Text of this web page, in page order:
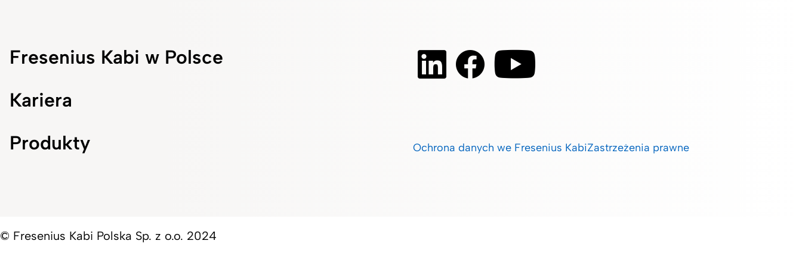
Fresenius Kabi w Polsce
Kariera
Produkty
Ochrona danych we Fresenius KabiZastrzeżenia prawne
© Fresenius Kabi Polska Sp. z o.o. 2024